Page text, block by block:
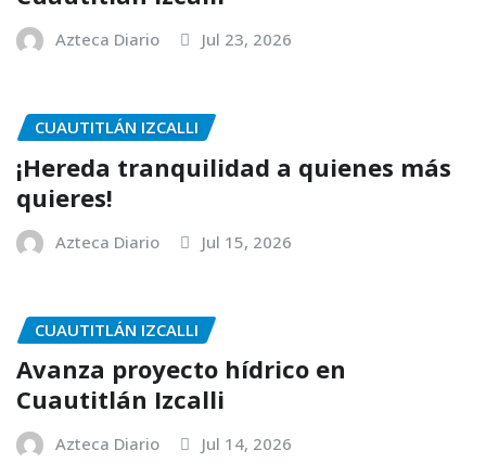
Azteca Diario Jul 23, 2026
CUAUTITLÁN IZCALLI
¡Hereda tranquilidad a quienes más
quieres!
Azteca Diario Jul 15, 2026
CUAUTITLÁN IZCALLI
Avanza proyecto hídrico en
Cuautitlán Izcalli
Azteca Diario Jul 14, 2026